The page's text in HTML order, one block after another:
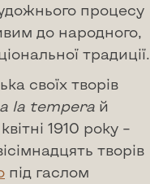
процесу
до народного,
традиції.
своїх творів
a la tempera й
1910 року –
творів
під гаслом